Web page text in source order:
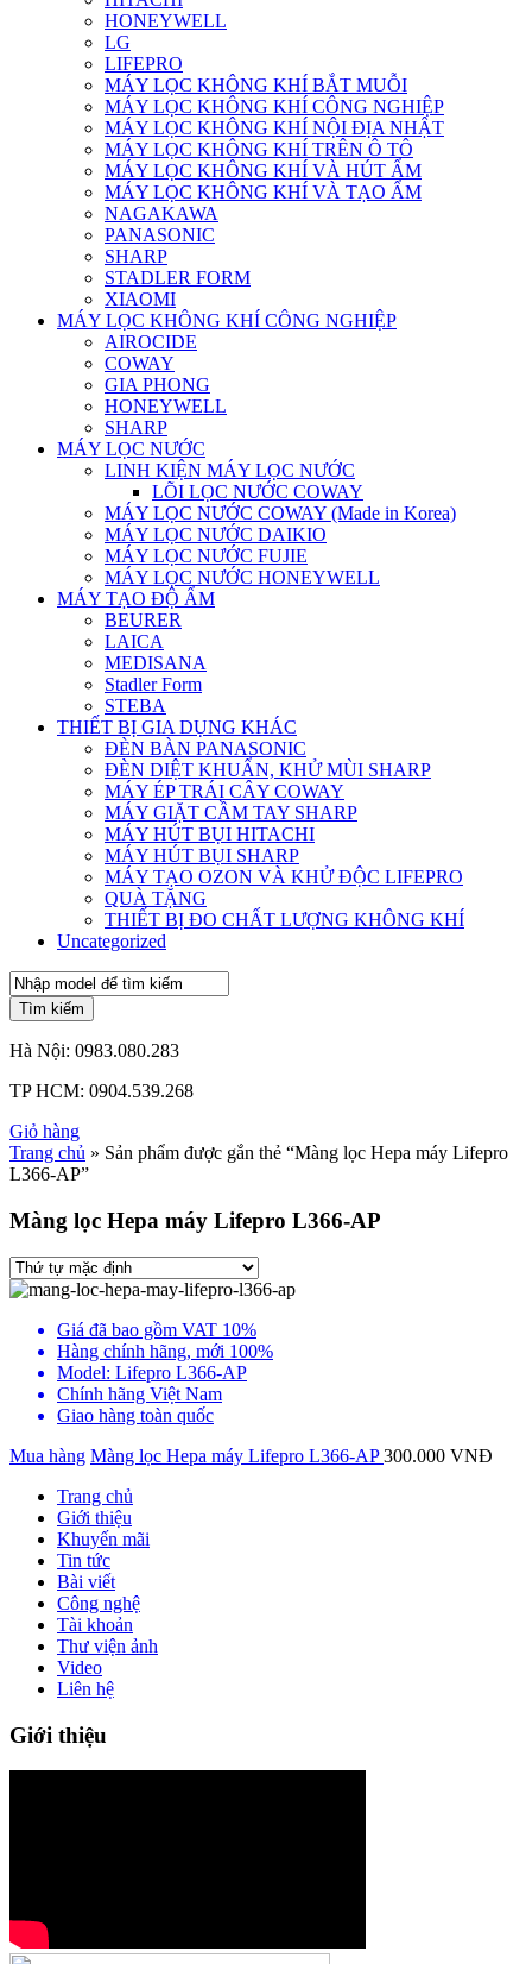
HONEYWELL
LG
LIFEPRO
MÁY LỌC KHÔNG KHÍ BẮT MUỖI
MÁY LỌC KHÔNG KHÍ CÔNG NGHIỆP
MÁY LỌC KHÔNG KHÍ NỘI ĐỊA NHẬT
MÁY LỌC KHÔNG KHÍ TRÊN Ô TÔ
MÁY LỌC KHÔNG KHÍ VÀ HÚT ẨM
MÁY LỌC KHÔNG KHÍ VÀ TẠO ẨM
NAGAKAWA
PANASONIC
SHARP
STADLER FORM
XIAOMI
MÁY LỌC KHÔNG KHÍ CÔNG NGHIỆP
AIROCIDE
COWAY
GIA PHONG
HONEYWELL
SHARP
MÁY LỌC NƯỚC
LINH KIỆN MÁY LỌC NƯỚC
LÕI LỌC NƯỚC COWAY
MÁY LỌC NƯỚC COWAY (Made in Korea)
MÁY LỌC NƯỚC DAIKIO
MÁY LỌC NƯỚC FUJIE
MÁY LỌC NƯỚC HONEYWELL
MÁY TẠO ĐỘ ẨM
BEURER
LAICA
MEDISANA
Stadler Form
STEBA
THIẾT BỊ GIA DỤNG KHÁC
ĐÈN BÀN PANASONIC
ĐÈN DIỆT KHUẨN, KHỬ MÙI SHARP
MÁY ÉP TRÁI CÂY COWAY
MÁY GIẶT CẦM TAY SHARP
MÁY HÚT BỤI HITACHI
MÁY HÚT BỤI SHARP
MÁY TẠO OZON VÀ KHỬ ĐỘC LIFEPRO
QUÀ TẶNG
THIẾT BỊ ĐO CHẤT LƯỢNG KHÔNG KHÍ
Uncategorized
Tìm kiếm
Hà Nội: 0983.080.283
TP HCM: 0904.539.268
Giỏ hàng
Trang chủ » Sản phẩm được gắn thẻ “Màng lọc Hepa máy Lifepro
L366-AP”
Màng lọc Hepa máy Lifepro L366-AP
Giá đã bao gồm VAT 10%
Hàng chính hãng, mới 100%
Model: Lifepro L366-AP
Chính hãng Việt Nam
Giao hàng toàn quốc
Mua hàng Màng lọc Hepa máy Lifepro L366-AP300.000 VNĐ
Trang chủ
Giới thiệu
Khuyến mãi
Tin tức
Bài viết
Công nghệ
Tài khoản
Thư viện ảnh
Video
Liên hệ
Giới thiệu